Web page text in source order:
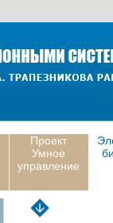
Проект
Умное
управление